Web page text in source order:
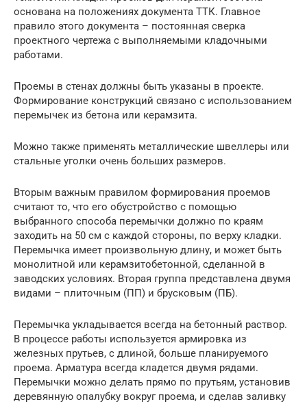
основана на положениях документа ТТК. Главное
правило этого документа – постоянная сверка
проектного чертежа с выполняемыми кладочными
работами.
Проемы в стенах должны быть указаны в проекте.
Формирование конструкций связано с использованием
перемычек из бетона или керамзита.
Можно также применять металлические швеллеры или
стальные уголки очень больших размеров.
Вторым важным правилом формирования проемов
считают то, что его обустройство с помощью
выбранного способа перемычки должно по краям
заходить на 50 см с каждой стороны, по верху кладки.
Перемычка имеет произвольную длину, и может быть
монолитной или керамзитобетонной, сделанной в
заводских условиях. Вторая группа представлена двумя
видами – плиточным (ПП) и брусковым (ПБ).
Перемычка укладывается всегда на бетонный раствор.
В процессе работы используется армировка из
железных прутьев, с длиной, больше планируемого
проема. Арматура всегда кладется двумя рядами.
Перемычки можно делать прямо по прутьям, установив
деревянную опалубку вокруг проема, и сделав заливку